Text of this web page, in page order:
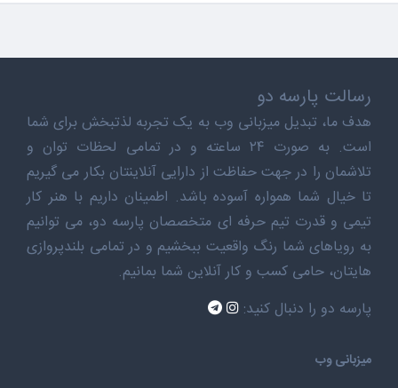
رسالت پارسه دو
هدف ما، تبدیل میزبانی وب به یک تجربه لذتبخش برای شما
است. به صورت ۲۴ ساعته و در تمامی لحظات توان و
تلاشمان را در جهت حفاظت از دارایی آنلاینتان بکار می گیریم
تا خیال شما همواره آسوده باشد. اطمینان داریم با هنر کار
تیمی و قدرت تیم حرفه ای متخصصان پارسه دو، می توانیم
به رویاهای شما رنگ واقعیت ببخشیم و در تمامی بلندپروازی
هایتان، حامی کسب و کار آنلاین شما بمانیم.
پارسه دو را دنبال کنید:
میزبانی وب